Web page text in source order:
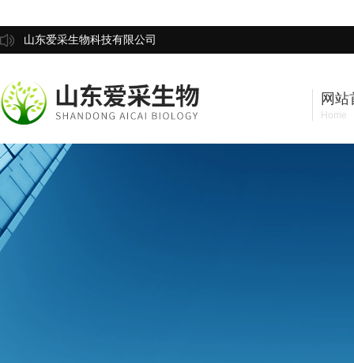
山东爱采生物科技有限公司
网站
Home